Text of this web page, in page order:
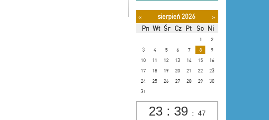
« sierpień 2026
»
Pn Wt Śr Cz Pt So Ni
1
2
3
4 5 6 7 8
9
10
11 12 13 14 15
16
17
18 19 20 21 22
23
24
25 26 27 28 29
30
31
23 : 39 : 47